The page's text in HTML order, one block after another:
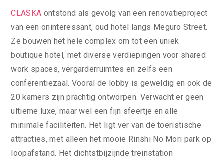
CLASKA ontstond als gevolg van een renovatieproject
van een oninteressant, oud hotel langs Meguro Street.
Ze bouwen het hele complex om tot een uniek
boutique hotel, met diverse verdiepingen voor shared
work spaces, vergarderruimtes en zelfs een
conferentiezaal. Vooral de lobby is geweldig en ook de
20 kamers zijn prachtig ontworpen. Verwacht er geen
ultieme luxe, maar wel een fijn sfeertje en alle
minimale faciliteiten. Het ligt ver van de toeristische
attracties, met alleen het mooie Rinshi No Mori park op
loopafstand. Het dichtstbijzijnde treinstation